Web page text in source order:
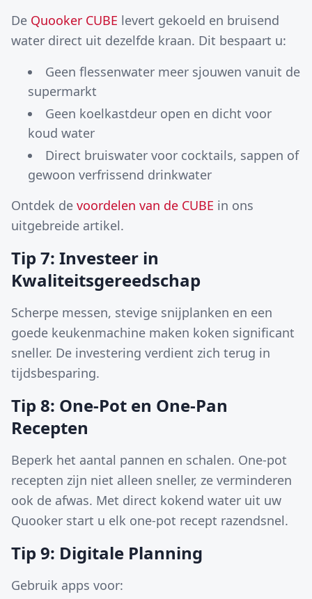
De Quooker CUBE levert gekoeld en bruisend
water direct uit dezelfde kraan. Dit bespaart u:
Geen flessenwater meer sjouwen vanuit de
supermarkt
Geen koelkastdeur open en dicht voor
koud water
Direct bruiswater voor cocktails, sappen of
gewoon verfrissend drinkwater
Ontdek de voordelen van de CUBE in ons
uitgebreide artikel.
Tip 7: Investeer in
Kwaliteitsgereedschap
Scherpe messen, stevige snijplanken en een
goede keukenmachine maken koken significant
sneller. De investering verdient zich terug in
tijdsbesparing.
Tip 8: One-Pot en One-Pan
Recepten
Beperk het aantal pannen en schalen. One-pot
recepten zijn niet alleen sneller, ze verminderen
ook de afwas. Met direct kokend water uit uw
Quooker start u elk one-pot recept razendsnel.
Tip 9: Digitale Planning
Gebruik apps voor: